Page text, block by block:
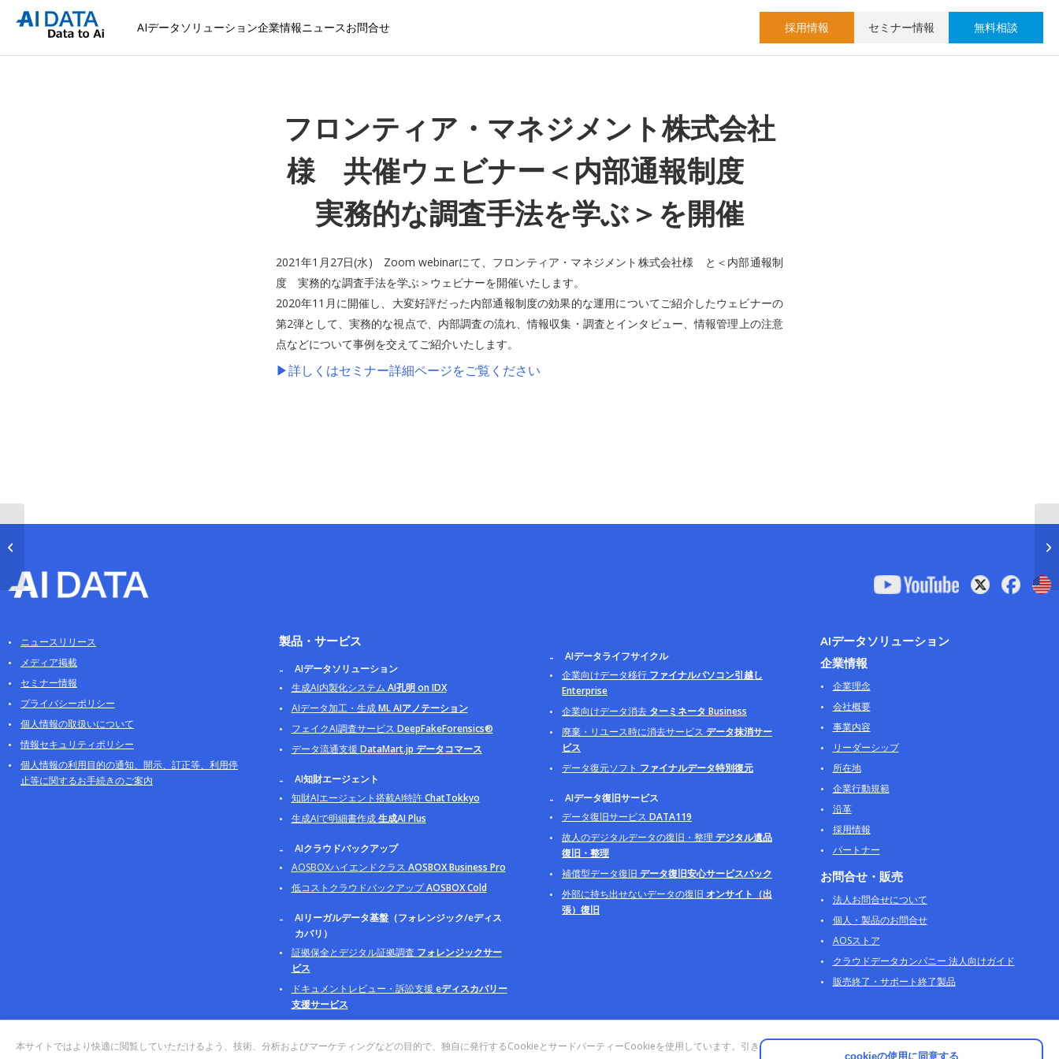
AIデータソリューション企業情報ニュースお問合せ 採用情報 セミナー情報 無料相談
フロンティア・マネジメント株式会社
様 共催ウェビナー＜内部通報制度
実務的な調査手法を学ぶ＞を開催
2021年1月27日(水) Zoom webinarにて、フロンティア・マネジメント株式会社様 と＜内部通報制
度 実務的な調査手法を学ぶ＞ウェビナーを開催いたします。
2020年11月に開催し、大変好評だった内部通報制度の効果的な運用についてご紹介したウェビナーの
第2弾として、実務的な視点で、内部調査の流れ、情報収集・調査とインタビュー、情報管理上の注意
点などについて事例を交えてご紹介いたします。
▶詳しくはセミナー詳細ページをご覧ください
ニュースリリース
メディア掲載
セミナー情報
プライバシーポリシー
個人情報の取扱いについて
情報セキュリティポリシー
個人情報の利用目的の通知、開示、訂正等、利用停
止等に関するお手続きのご案内
製品・サービス
AIデータソリューション
生成AI内製化システム AI孔明 on IDX
AIデータ加工・生成ML AIアノテーション
フェイクAI調査サービス DeepFakeForensics®
データ流通支援 DataMart.jp データコマース
AI知財エージェント
知財AIエージェント搭載AI特許ChatTokkyo
生成AIで明細書作成生成AI Plus
AIクラウドバックアップ
AOSBOXハイエンドクラス AOSBOX Business Pro
低コストクラウドバックアップAOSBOX Cold
AIリーガルデータ基盤（フォレンジック/eディス
カバリ）
証拠保全とデジタル証拠調査 フォレンジックサー
ビス
ドキュメントレビュー・訴訟支援 eディスカバリー
支援サービス
AIデータライフサイクル
企業向けデータ移行 ファイナルパソコン引越し
Enterprise
企業向けデータ消去 ターミネータ Business
廃棄・リユース時に消去サービス データ抹消サー
ビス
データ復元ソフト ファイナルデータ特別復元
AIデータ復旧サービス
データ復旧サービス DATA119
故人のデジタルデータの復旧・整理 デジタル遺品
復旧・整理
補償型データ復旧 データ復旧安心サービスパック
外部に持ち出せないデータの復旧 オンサイト（出
張）復旧
AIデータソリューション
企業情報
企業理念
会社概要
事業内容
リーダーシップ
所在地
企業行動規範
沿革
採用情報
パートナー
お問合せ・販売
法人お問合せについて
個人・製品のお問合せ
AOSストア
クラウドデータカンパニー 法人向けガイド
販売終了・サポート終了製品
本サイトではより快適に閲覧していただけるよう、技術、分析およびマーケティングなどの目的で、独自に発行するCookieとサードパーティーCookieを使用しています。引き
cookieの使用に同意する